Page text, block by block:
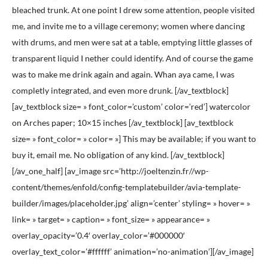
bleached trunk. At one point I drew some attention, people visited
me, and invite me to a village ceremony; women where dancing
with drums, and men were sat at a table, emptying little glasses of
transparent liquid I nether could identify. And of course the game
was to make me drink again and again. Whan aya came, I was
completly integrated, and even more drunk. [/av_textblock]
[av_textblock size= » font_color=’custom’ color=’red’] watercolor
on Arches paper; 10×15 inches [/av_textblock] [av_textblock
size= » font_color= » color= »] This may be available; if you want to
buy it, email me. No obligation of any kind. [/av_textblock]
[/av_one_half] [av_image src=’http://joeltenzin.fr//wp-
content/themes/enfold/config-templatebuilder/avia-template-
builder/images/placeholder.jpg’ align=’center’ styling= » hover= »
link= » target= » caption= » font_size= » appearance= »
overlay_opacity=’0.4′ overlay_color=’#000000′
overlay_text_color=’#ffffff’ animation=’no-animation’][/av_image]